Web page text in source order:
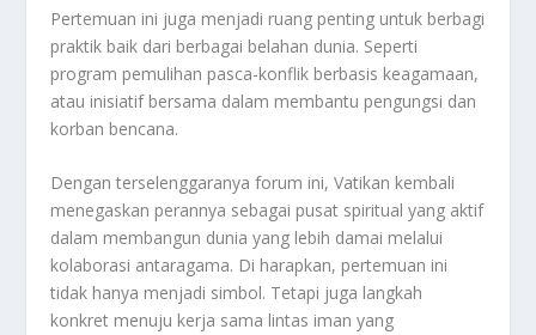
Pertemuan ini juga menjadi ruang penting untuk berbagi
praktik baik dari berbagai belahan dunia. Seperti
program pemulihan pasca-konflik berbasis keagamaan,
atau inisiatif bersama dalam membantu pengungsi dan
korban bencana.
Dengan terselenggaranya forum ini, Vatikan kembali
menegaskan perannya sebagai pusat spiritual yang aktif
dalam membangun dunia yang lebih damai melalui
kolaborasi antaragama. Di harapkan, pertemuan ini
tidak hanya menjadi simbol. Tetapi juga langkah
konkret menuju kerja sama lintas iman yang